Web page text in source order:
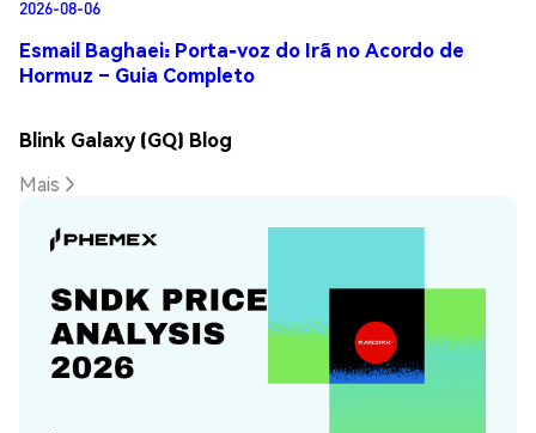
2026-08-06
Esmail Baghaei: Porta-voz do Irã no Acordo de
Hormuz – Guia Completo
Blink Galaxy (GQ) Blog
Mais